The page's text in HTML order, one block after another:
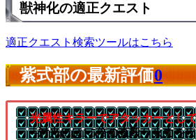
獣神化の適正クエスト
適正クエスト検索ツールはこちら
紫式部の最新評価0
光属性キラーでアタッカーとし
└対光には1.5倍の直殴り火力を